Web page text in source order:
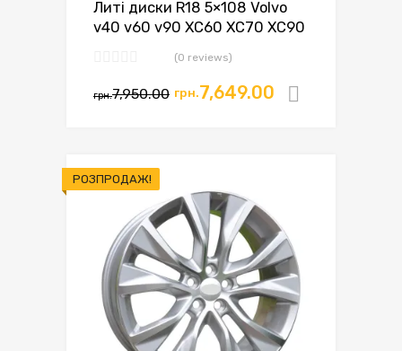
Литі диски R18 5×108 Volvo
v40 v60 v90 XC60 XC70 XC90
(0 reviews)
грн.7,950.00 грн.7,649.00
РОЗПРОДАЖ!